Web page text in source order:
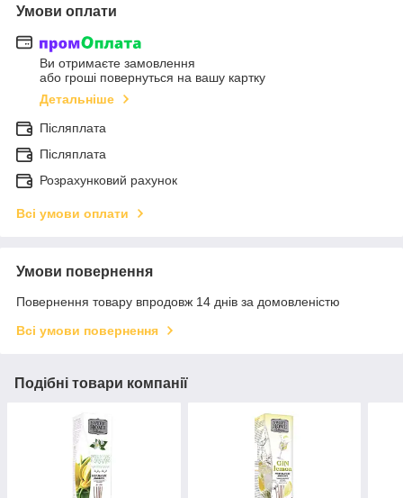
Умови оплати
Ви отримаєте замовлення
або гроші повернуться на вашу картку
Детальніше
Післяплата
Післяплата
Розрахунковий рахунок
Всі умови оплати
Умови повернення
Повернення товару впродовж 14 днів за домовленістю
Всі умови повернення
Подібні товари компанії